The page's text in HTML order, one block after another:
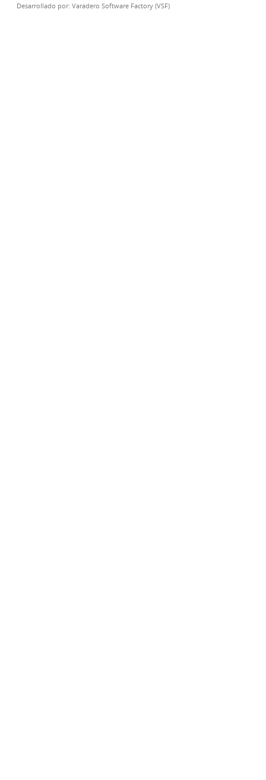
Desarrollado por: Varadero Software Factory (VSF)